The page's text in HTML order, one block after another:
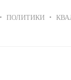
ПОЛИТИКИ